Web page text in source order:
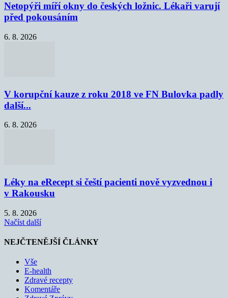
Netopýři míří okny do českých ložnic. Lékaři varují
před pokousáním
6. 8. 2026
V korupční kauze z roku 2018 ve FN Bulovka padly
další...
6. 8. 2026
Léky na eRecept si čeští pacienti nově vyzvednou i
v Rakousku
5. 8. 2026
Načíst další
NEJČTENĚJŠÍ ČLÁNKY
Vše
E-health
Zdravé recepty
Komentáře